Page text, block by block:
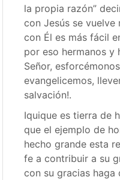
la propia razón”
con Jesús se vuelve
con Él es más fácil
por eso hermanos y
Señor,
evangelicemos,
salvación!.
Iquique es tierra de
que el ejemplo de
hecho grande esta
fe a contribuir a su
con su gracias haga